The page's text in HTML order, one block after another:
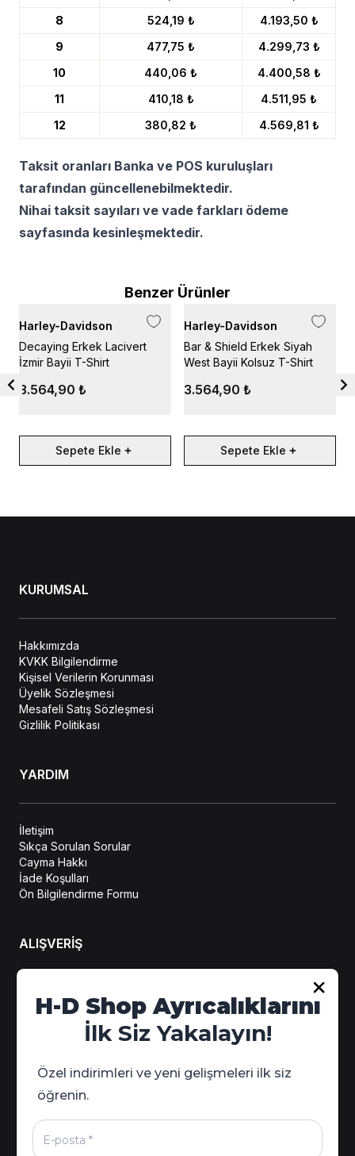
8
524,19 ₺
4.193,50 ₺
9
477,75 ₺
4.299,73 ₺
10
440,06 ₺
4.400,58 ₺
11
410,18 ₺
4.511,95 ₺
12
380,82 ₺ 4.569,81 ₺
Taksit oranları Banka ve POS kuruluşları
tarafından güncellenebilmektedir.
Nihai taksit sayıları ve vade farkları ödeme
sayfasında kesinleşmektedir.
Benzer Ürünler
Harley-Davidson
Decaying Erkek Lacivert
İzmir Bayii T-Shirt
3.564,90 ₺
Sepete Ekle
Harley-Davidson
Bar & Shield Erkek Siyah
West Bayii Kolsuz T-Shirt
3.564,90 ₺
Sepete Ekle
KURUMSAL
Hakkımızda
KVKK Bilgilendirme
Kişisel Verilerin Korunması
Üyelik Sözleşmesi
Mesafeli Satış Sözleşmesi
Gizlilik Politikası
YARDIM
İletişim
Sıkça Sorulan Sorular
Cayma Hakkı
İade Koşulları
Ön Bilgilendirme Formu
ALIŞVERİŞ
Hesabım
Sipariş Takip
Kampanya Detayları
H-D Shop Ayrıcalıklarını
İlk Siz Yakalayın!
Özel indirimleri ve yeni gelişmeleri ilk siz
öğrenin.